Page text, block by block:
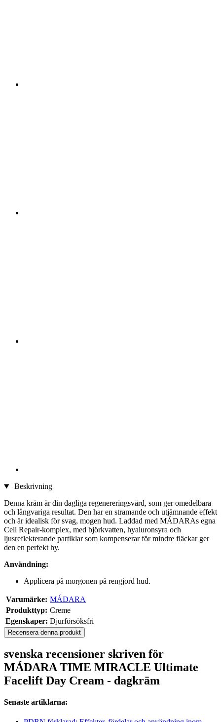
Beskrivning
Denna kräm är din dagliga regenereringsvård, som ger omedelbara
och långvariga resultat. Den har en stramande och utjämnande effekt
och är idealisk för svag, mogen hud. Laddad med MÁDARAs egna
Cell Repair-komplex, med björkvatten, hyaluronsyra och
ljusreflekterande partiklar som kompenserar för mindre fläckar ger
den en perfekt hy.
Användning:
Applicera på morgonen på rengjord hud.
Varumärke: MÁDARA
Produkttyp: Creme
Egenskaper: Djurförsöksfri
Recensera denna produkt
svenska recensioner skriven för
MÁDARA TIME MIRACLE Ultimate
Facelift Day Cream - dagkräm
Senaste artiklarna: